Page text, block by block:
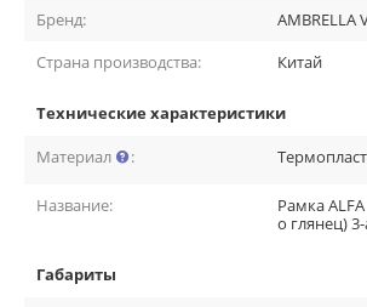
Бренд:
AMBRELLA
Страна производства:
Китай
Технические характеристики
Материал
:
Название:
Рамка
о глянец)
Габариты